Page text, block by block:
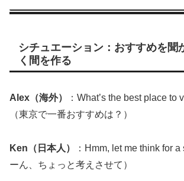
シチュエーション：おすすめを聞
く間を作る
Alex（海外）
：What’s the best place to
（東京で一番おすすめは？）
Ken（日本人）
：Hmm, let me think for
ーん、ちょっと考えさせて）